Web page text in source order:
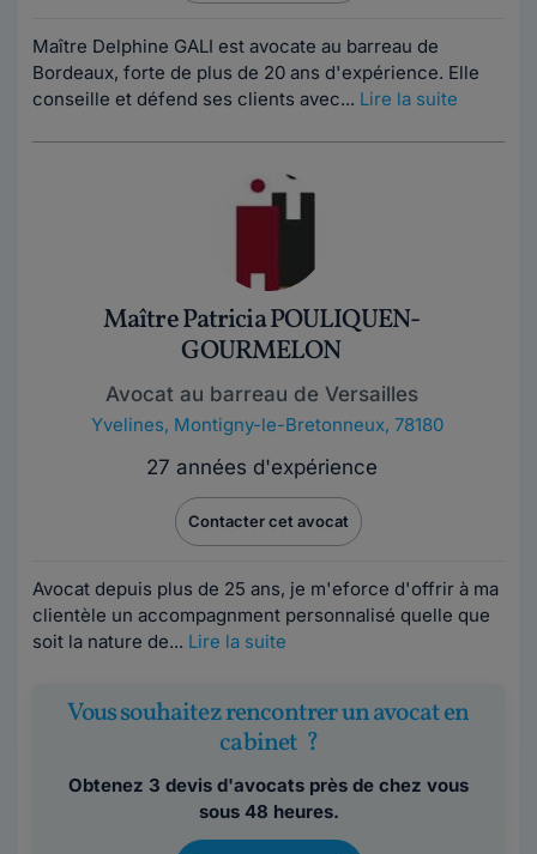
Maître Delphine GALI est avocate au barreau de
Bordeaux, forte de plus de 20 ans d'expérience. Elle
conseille et défend ses clients avec... Lire la suite
Maître Patricia POULIQUEN-
GOURMELON
Avocat au barreau de Versailles
Yvelines, Montigny-le-Bretonneux, 78180
27 années d'expérience
Contacter cet avocat
Avocat depuis plus de 25 ans, je m'eforce d'offrir à ma
clientèle un accompagnment personnalisé quelle que
soit la nature de... Lire la suite
Vous souhaitez rencontrer un avocat en
cabinet ?
Obtenez 3 devis d'avocats près de chez vous
sous 48 heures.